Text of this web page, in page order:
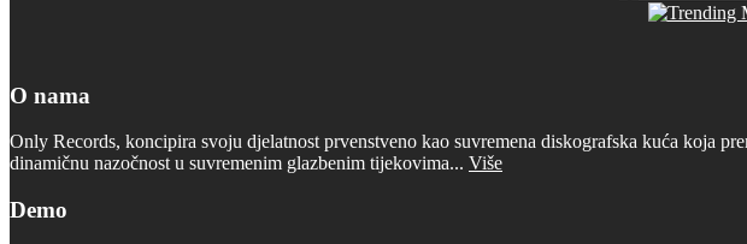
O nama
Only Records, koncipira svoju djelatnost prvenstveno kao suvremena diskografska kuća koja
dinamičnu nazočnost u suvremenim glazbenim tijekovima... Više
Demo